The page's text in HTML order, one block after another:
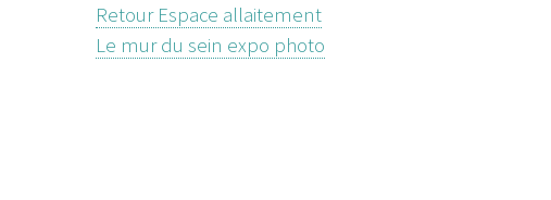
Retour Espace allaitement
Le mur du sein expo photo